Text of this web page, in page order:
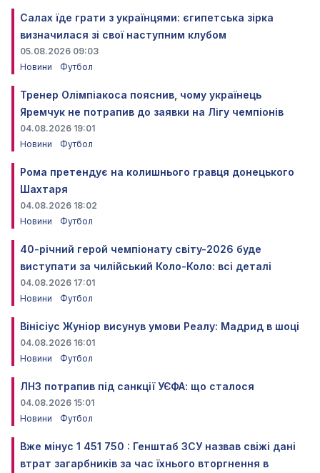
Салах їде грати з українцями: єгипетська зірка
визначилася зі свої наступним клубом
05.08.2026 09:03
Новини
Футбол
Тренер Олімпіакоса пояснив, чому українець
Яремчук не потрапив до заявки на Лігу чемпіонів
04.08.2026 19:01
Новини
Футбол
Рома претендує на колишнього гравця донецького
Шахтаря
04.08.2026 18:02
Новини
Футбол
40-річний герой чемпіонату світу-2026 буде
виступати за чилійський Коло-Коло: всі деталі
04.08.2026 17:01
Новини
Футбол
Вінісіус Жуніор висунув умови Реалу: Мадрид в шоці
04.08.2026 16:01
Новини
Футбол
ЛНЗ потрапив під санкції УЄФА: що сталося
04.08.2026 15:01
Новини
Футбол
Вже мінус 1 451 750 : Генштаб ЗСУ назвав свіжі дані
втрат загарбників за час їхнього вторгнення в